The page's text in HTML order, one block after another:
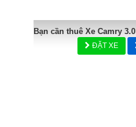
Bạn cần thuê Xe Camry 3.0
ĐẶT XE